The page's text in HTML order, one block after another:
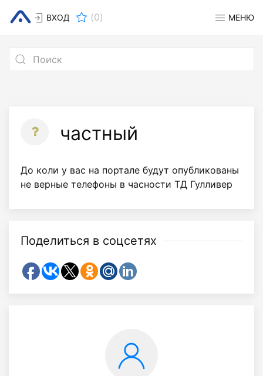
ВХОД (0) МЕНЮ
частный
До коли у вас на портале будут опубликованы
не верные телефоны в часности ТД Гулливер
Поделиться в соцсетях